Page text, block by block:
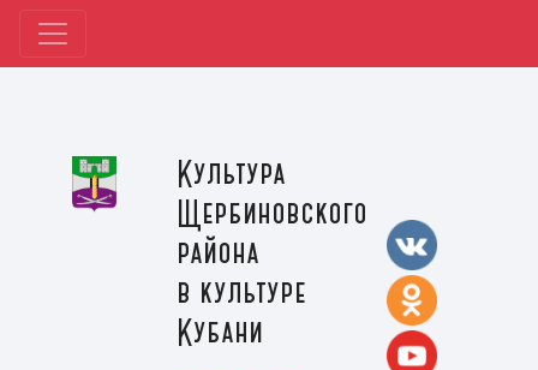
Культура
Щербиновского
района
в культуре
Кубани